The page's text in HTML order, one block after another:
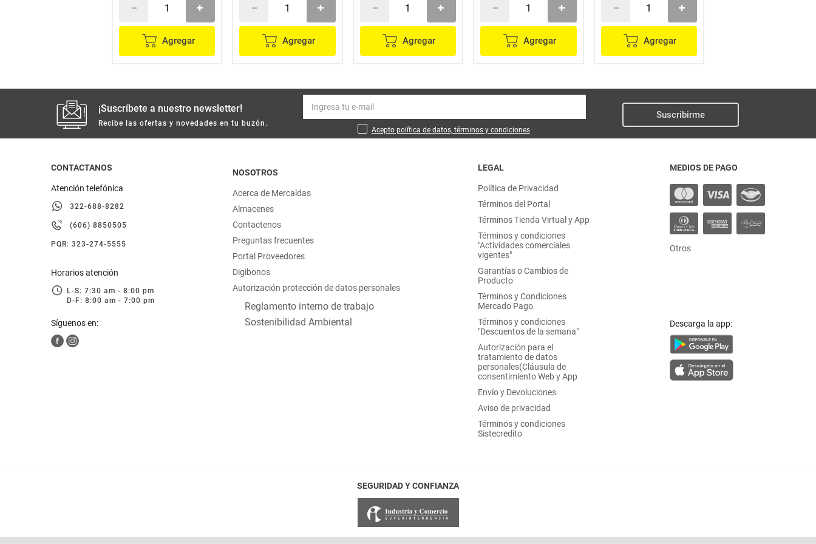
Agregar Agregar Agregar Agregar Agregar
¡Suscríbete a nuestro newsletter!
Recibe las ofertas y novedades en tu buzón.
Acepto política de datos, términos y condiciones
Suscribirme
CONTACTANOS
Atención telefónica
322-688-8282
(606) 8850505
PQR: 323-274-5555
Horarios atención
L-S: 7:30 am - 8:00 pm
D-F: 8:00 am - 7:00 pm
Síguenos en:
NOSOTROS
Acerca de Mercaldas
Almacenes
Contactenos
Preguntas frecuentes
Portal Proveedores
Digibonos
Autorización protección de datos personales
Reglamento interno de trabajo
Sostenibilidad Ambiental
LEGAL
Política de Privacidad
Términos del Portal
Términos Tienda Virtual y App
Términos y condiciones
"Actividades comerciales
vigentes"
Garantías o Cambios de
Producto
Términos y Condiciones
Mercado Pago
Términos y condiciones
"Descuentos de la semana"
Autorización para el
tratamiento de datos
personales(Cláusula de
consentimiento Web y App
Envío y Devoluciones
Aviso de privacidad
Términos y condiciones
Sistecredito
MEDIOS DE PAGO
Otros
Descarga la app:
SEGURIDAD Y CONFIANZA